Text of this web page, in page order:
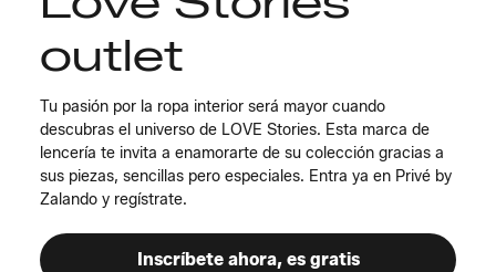
outlet
Tu pasión por la ropa interior será mayor cuando
descubras el universo de LOVE Stories. Esta marca de
lencería te invita a enamorarte de su colección gracias a
sus piezas, sencillas pero especiales. Entra ya en Privé by
Zalando y regístrate.
Inscríbete ahora, es gratis